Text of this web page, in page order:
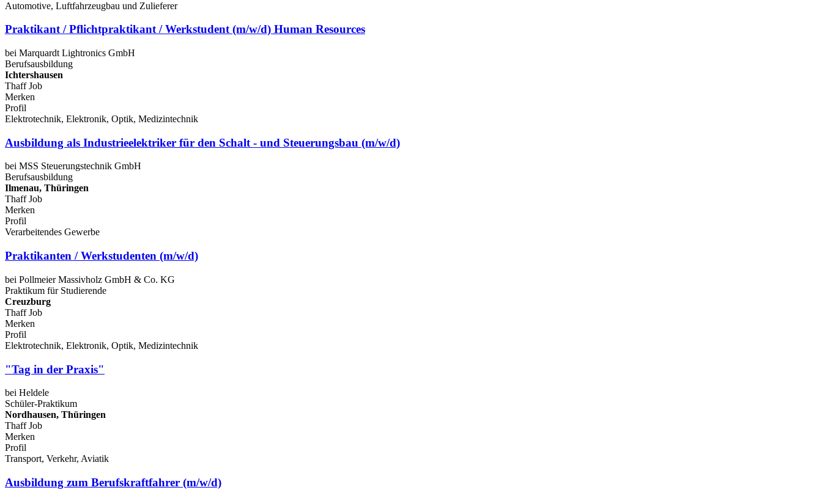
Automotive, Luftfahrzeugbau und Zulieferer
Praktikant / Pflichtpraktikant / Werkstudent (m/w/d) Human Resources
bei Marquardt Lightronics GmbH
Berufsausbildung
Ichtershausen
Thaff Job
Merken
Profil
Elektrotechnik, Elektronik, Optik, Medizintechnik
Ausbildung als Industrieelektriker für den Schalt - und Steuerungsbau (m/w/d)
bei MSS Steuerungstechnik GmbH
Berufsausbildung
Ilmenau, Thüringen
Thaff Job
Merken
Profil
Verarbeitendes Gewerbe
Praktikanten / Werkstudenten (m/w/d)
bei Pollmeier Massivholz GmbH & Co. KG
Praktikum für Studierende
Creuzburg
Thaff Job
Merken
Profil
Elektrotechnik, Elektronik, Optik, Medizintechnik
"Tag in der Praxis"
bei Heldele
Schüler-Praktikum
Nordhausen, Thüringen
Thaff Job
Merken
Profil
Transport, Verkehr, Aviatik
Ausbildung zum Berufskraftfahrer (m/w/d)